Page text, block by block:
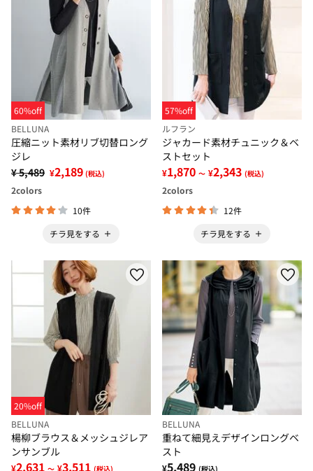
60%off
BELLUNA
圧縮ニット素材リブ切替ロング
ジレ
¥ 5,489 ¥2,189 (税込)
2colors
10件
チラ見をする
57%off
ルフラン
ジャカード素材チュニック＆ベ
ストセット
¥1,870 ～ ¥2,343 (税込)
2colors
12件
チラ見をする
20%off
BELLUNA
楊柳ブラウス＆メッシュジレア
ンサンブル
¥2,631 ～ ¥3,511 (税込)
BELLUNA
重ねて細見えデザインロングベ
スト
¥5,489 (税込)